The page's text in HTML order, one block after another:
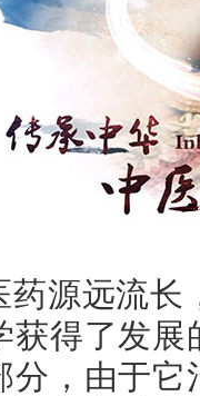
药源远流长
获得了发
分，由于